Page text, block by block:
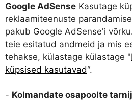
Google AdSense Kasutage
reklaamiteenuste
pakub Google AdSense'i
teie esitatud andmeid ja mis
tehakse, külastage külastage "
küpsised kasutavad“.
- Kolmandate osapoolte